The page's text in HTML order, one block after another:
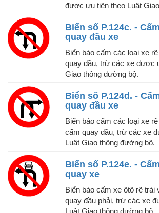
được ưu tiên theo Luật
Biển số P.124c. -
quay đầu xe
Biển báo cấm các loại xe
quay đầu, trừ các xe được
Giao thông đường bộ.
Biển số P.124d. -
quay đầu xe
Biển báo cấm các loại xe
cấm quay đầu, trừ các xe
Luật Giao thông đường bộ.
Biển số P.124e. -
quay xe
Biển báo cấm xe ôtô rẽ trái
quay đầu phải, trừ các xe
Luật Giao thông đường bộ.